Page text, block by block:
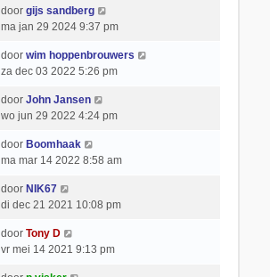
door gijs sandberg
ma jan 29 2024 9:37 pm
door wim hoppenbrouwers
za dec 03 2022 5:26 pm
door John Jansen
wo jun 29 2022 4:24 pm
door Boomhaak
ma mar 14 2022 8:58 am
door NIK67
di dec 21 2021 10:08 pm
door Tony D
vr mei 14 2021 9:13 pm